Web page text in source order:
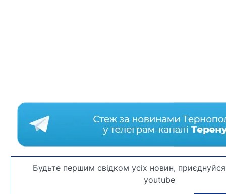
Будьте першим свідком усіх новин,
youtube